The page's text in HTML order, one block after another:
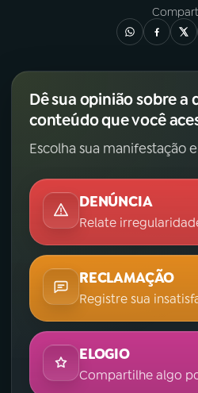
Dê sua opinião sobre a
conteúdo que você
Escolha sua manifestação
DENÚNCIA
Relate
RECLAMAÇÃO
Registre sua
ELOGIO
Compartilhe algo